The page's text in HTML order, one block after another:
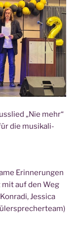
„Nie mehr“
die musi­ka­li­
Erin­ne­run­gen
auf den Weg
Jes­si­ca